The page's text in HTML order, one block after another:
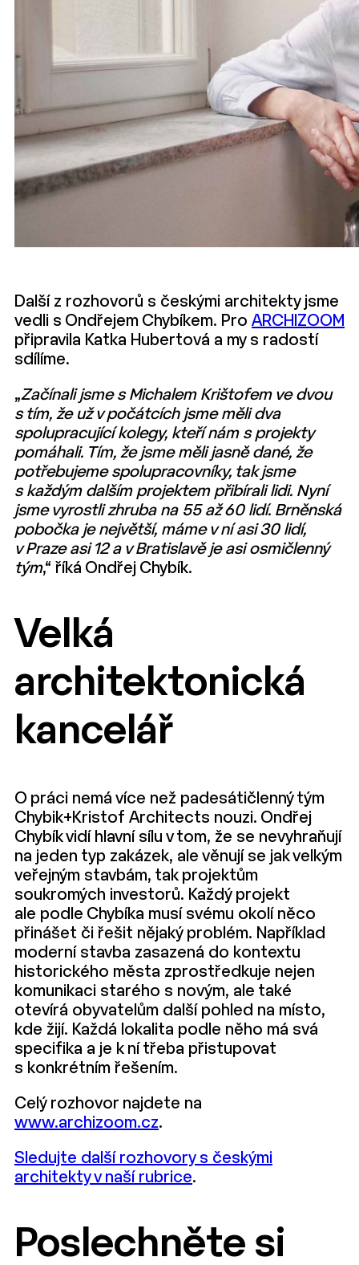
Další z rozhovorů s českými architekty jsme
vedli s Ondřejem Chybíkem. Pro ARCHIZOOM
připravila Katka Hubertová a my s radostí
sdílíme.
„Začínali jsme s Michalem Krištofem ve dvou
s tím, že už v počátcích jsme měli dva
spolupracující kolegy, kteří nám s projekty
pomáhali. Tím, že jsme měli jasně dané, že
potřebujeme spolupracovníky, tak jsme
s každým dalším projektem přibírali lidi. Nyní
jsme vyrostli zhruba na 55 až 60 lidí. Brněnská
pobočka je největší, máme v ní asi 30 lidí,
v Praze asi 12 a v Bratislavě je asi osmičlenný
tým,“ říká Ondřej Chybík.
Velká
architektonická
kancelář
O práci nemá více než padesátičlenný tým
Chybik+Kristof Architects nouzi. Ondřej
Chybík vidí hlavní sílu v tom, že se nevyhraňují
na jeden typ zakázek, ale věnují se jak velkým
veřejným stavbám, tak projektům
soukromých investorů. Každý projekt
ale podle Chybíka musí svému okolí něco
přinášet či řešit nějaký problém. Například
moderní stavba zasazená do kontextu
historického města zprostředkuje nejen
komunikaci starého s novým, ale také
otevírá obyvatelům další pohled na místo,
kde žijí. Každá lokalita podle něho má svá
specifika a je k ní třeba přistupovat
s konkrétním řešením.
Celý rozhovor najdete na
www.archizoom.cz.
Sledujte další rozhovory s českými
architekty v naší rubrice.
Poslechněte si